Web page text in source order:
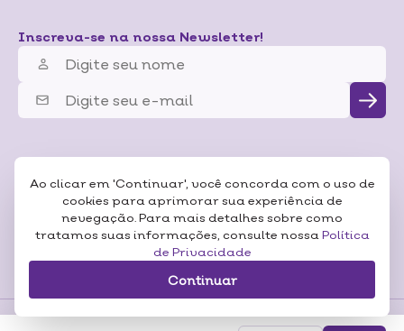
Ao clicar em 'Continuar', você concorda com o uso de
cookies para aprimorar sua experiência de
nevegação. Para mais detalhes sobre como
tratamos suas informações, consulte nossa Política
de Privacidade
Continuar
Inscreva-se na nossa Newsletter!